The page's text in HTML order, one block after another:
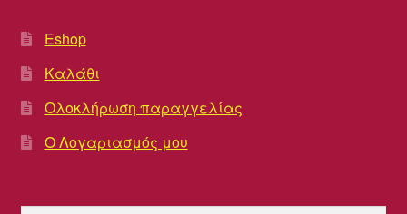
Eshop
Καλάθι
Ολοκλήρωση παραγγελίας
Ο Λογαριασμός μου